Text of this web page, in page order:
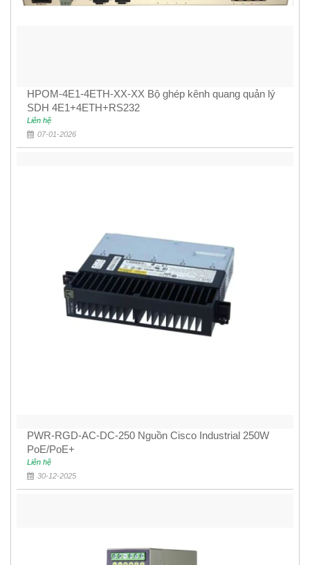
HPOM-4E1-4ETH-XX-XX Bộ ghép kênh quang quản lý
SDH 4E1+4ETH+RS232
Liên hệ
07-01-2026
PWR-RGD-AC-DC-250 Nguồn Cisco Industrial 250W
PoE/PoE+
Liên hệ
30-12-2025